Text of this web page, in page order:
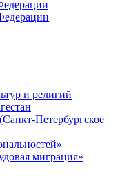
и религий
Петербургское
миграция»